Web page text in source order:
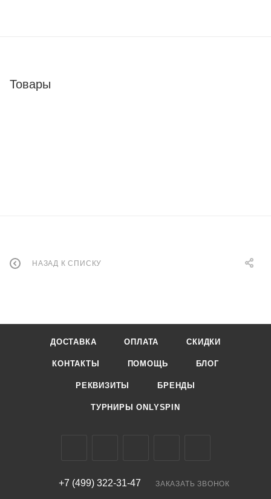
Товары
НАЗАД К СПИСКУ
ДОСТАВКА ОПЛАТА СКИДКИ
КОНТАКТЫ ПОМОЩЬ БЛОГ
РЕКВИЗИТЫ БРЕНДЫ
ТУРНИРЫ ONLYSPIN
+7 (499) 322-31-47 ЗАКАЗАТЬ ЗВОНОК